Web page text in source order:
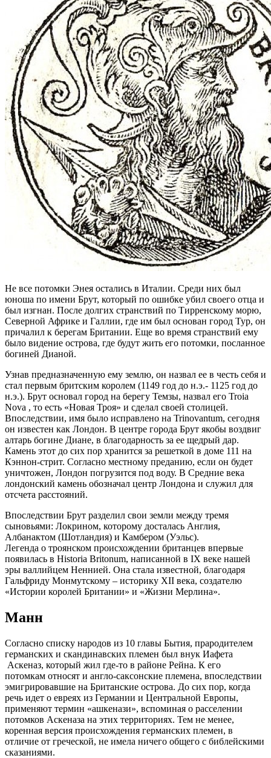
Не все потомки Энея остались в Италии. Среди них был
юноша по имени Брут, который по ошибке убил своего отца и
был изгнан. После долгих странствий по Тирренскому морю,
Северной Африке и Галлии, где им был основан город Тур, он
причалил к берегам Британии. Еще во время странствий ему
было видение острова, где будут жить его потомки, посланное
богиней Дианой.
Узнав предназначенную ему землю, он назвал ее в честь себя и
стал первым бритским королем (1149 год до н.э.- 1125 год до
н.э.). Брут основал город на берегу Темзы, назвал его Troia
Nova , то есть «Новая Троя» и сделал своей столицей.
Впоследствии, имя было исправлено на Trinovantum, сегодня
он известен как Лондон. В центре города Брут якобы воздвиг
алтарь богине Диане, в благодарность за ее щедрый дар.
Камень этот до сих пор хранится за решеткой в доме 111 на
Кэннон-стрит. Согласно местному преданию, если он будет
уничтожен, Лондон погрузится под воду. В Средние века
лондонский камень обозначал центр Лондона и служил для
отсчета расстояний.
Впоследствии Брут разделил свои земли между тремя
сыновьями: Локрином, которому досталась Англия,
Албанактом (Шотландия) и Камбером (Уэльс).
Легенда о троянском происхождении британцев впервые
появилась в Historia Britonum, написанной в IX веке нашей
эры валлийцем Неннией. Она стала известной, благодаря
Гальфриду Монмутскому – историку XII века, создателю
«Истории королей Британии» и «Жизни Мерлина».
Манн
Согласно списку народов из 10 главы Бытия, прародителем
германских и скандинавских племен был внук Иафета
Аскеназ, который жил где-то в районе Рейна. К его
потомкам относят и англо-саксонские племена, впоследствии
эмигрировавшие на Британские острова. До сих пор, когда
речь идет о евреях из Германии и Центральной Европы,
применяют термин «ашкенази», вспоминая о расселении
потомков Аскеназа на этих территориях. Тем не менее,
коренная версия происхождения германских племен, в
отличие от греческой, не имела ничего общего с библейскими
сказаниями.